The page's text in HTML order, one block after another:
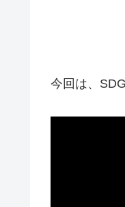
今回は、